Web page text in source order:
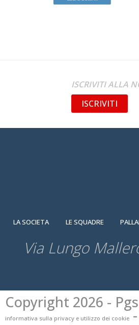
ISCRIVITI ALLA
ISCRIVITI
LA SOCIETA LE SQUADRE
Via Lungo
Copyright 2026 -
informativa sulla privacy e utilizzo dei cookie-